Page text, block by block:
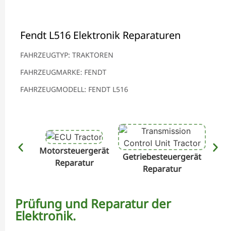
Fendt L516 Elektronik Reparaturen
FAHRZEUGTYP: TRAKTOREN
FAHRZEUGMARKE: FENDT
FAHRZEUGMODELL: FENDT L516
Motorsteuergerät
Reparatur
Getriebesteuergerät
Reparatur
Prüfung und Reparatur der
Elektronik.